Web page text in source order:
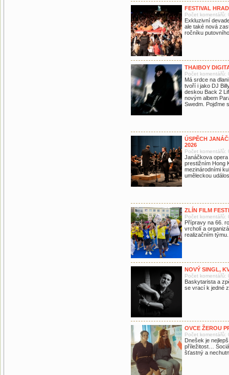
FESTIVAL
Počet komentářů:
Exkluzivní
ale také nová
ročníku
THAIBOY
Počet komentářů:
Má srdce na
tvoří i jako DJ
deskou Back 2
novým albem
Swedm. Pojďme
ÚSPĚCH
2026
Počet komentářů:
Janáčkova
prestižním Hong
mezinárodními
uměleckou
ZLÍN FILM
Počet komentářů:
Přípravy na 66.
vrcholí a
realizačním týmu.
NOVÝ SINGL,
Počet komentářů:
Baskytarista a
se vrací k jedné
OVCE ŽEROU
Počet komentářů:
Dnešek je
příležitost…
šťastný a